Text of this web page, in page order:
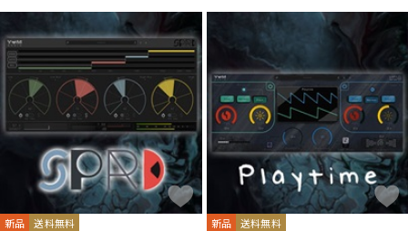
ベース ウクレレ
ドラム パーカッション
キーボード 電子ピアノ
管楽器 その他楽器
新品 送料無料 新品 送料無料